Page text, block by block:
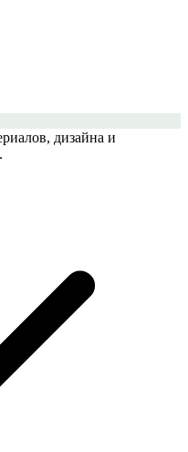
дизайна и